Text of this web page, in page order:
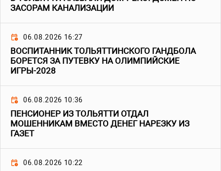
ЗАСОРАМ КАНАЛИЗАЦИИ
06.08.2026 16:27
ВОСПИТАННИК ТОЛЬЯТТИНСКОГО ГАНДБОЛА
БОРЕТСЯ ЗА ПУТЕВКУ НА ОЛИМПИЙСКИЕ
ИГРЫ-2028
06.08.2026 10:36
ПЕНСИОНЕР ИЗ ТОЛЬЯТТИ ОТДАЛ
МОШЕННИКАМ ВМЕСТО ДЕНЕГ НАРЕЗКУ ИЗ
ГАЗЕТ
06.08.2026 10:22